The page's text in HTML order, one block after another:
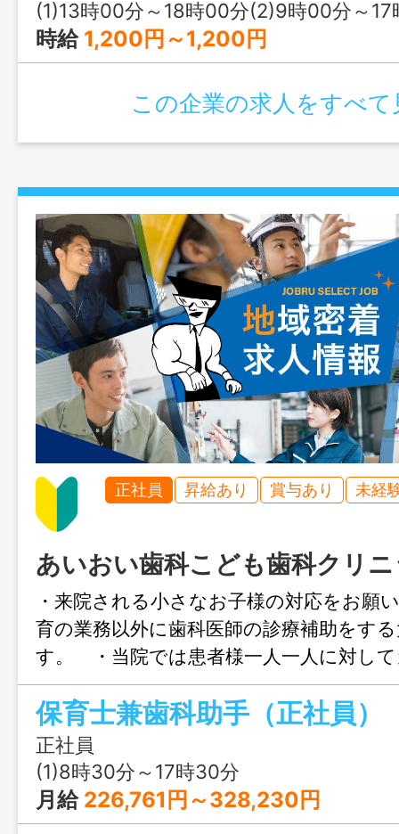
(1)13時00分～18時00分(2)9時00分～17時30分又は 13時 00分 ～
時給 1,200円～1,200円
この企業の求人をすべて
正社員 昇給あり 賞与あり 未経
あいおい歯科こども歯科クリ
・来院される小さなお子様の対応をお
育の業務以外に歯科医師の診療補助をす
す。 ・当院では患者様一人一人に対し
システムをとっ ていますので、カウン
者様と関わることも可能で す。 ・その
医療事務、一般事務、在庫管理など、各
行っていただきます。 ・保育士として
かして仕事ができます。 ※令和８年１１
了時間は１８時から１７時３０分に変
保育士兼歯科助手（正社員）
正社員
(1)8時30分～17時30分
月給 226,761円～328,230円